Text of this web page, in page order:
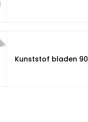
Kunststof bladen 90